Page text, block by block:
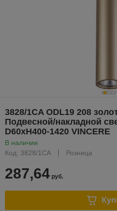
3828/1CA ODL19 208
Подвесной/накладной
D60хH400-1420 VINCERE
В наличии
Код: 3828/1CA
Розница
287,64 руб.